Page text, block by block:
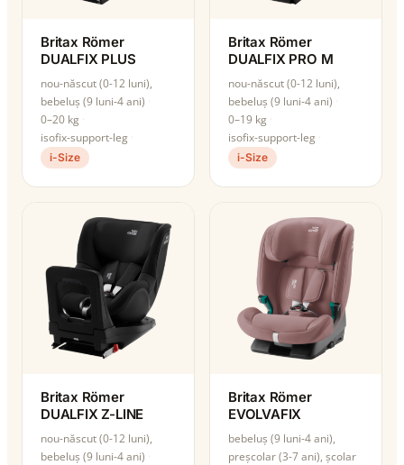
Britax Römer
DUALFIX PLUS
nou-născut (0-12 luni),
bebeluș (9 luni-4 ani)
0–20 kg
isofix-support-leg
i-Size
Britax Römer
DUALFIX PRO M
nou-născut (0-12 luni),
bebeluș (9 luni-4 ani)
0–19 kg
isofix-support-leg
i-Size
Britax Römer
DUALFIX Z-LINE
nou-născut (0-12 luni),
bebeluș (9 luni-4 ani)
Britax Römer
EVOLVAFIX
bebeluș (9 luni-4 ani),
preșcolar (3-7 ani), școlar